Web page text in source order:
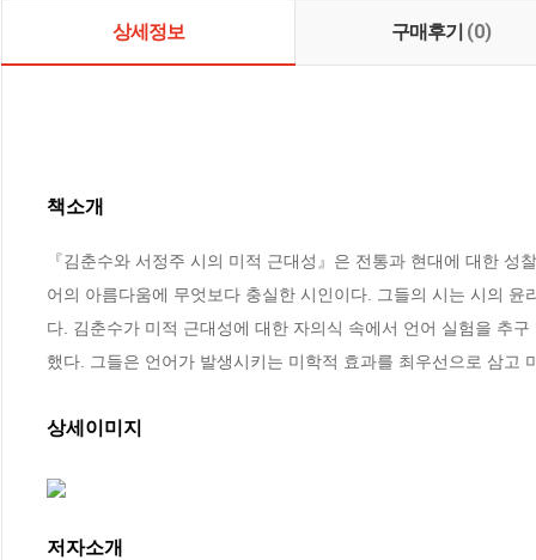
상세정보 구매후기 (0)
책소개
『김춘수와 서정주 시의 미적 근대성』은 전통과 현대에 대한
어의 아름다움에 무엇보다 충실한 시인이다. 그들의 시는 시의
다. 김춘수가 미적 근대성에 대한 자의식 속에서 언어 실험을 추
했다. 그들은 언어가 발생시키는 미학적 효과를 최우선으로 삼고
상세이미지
저자소개